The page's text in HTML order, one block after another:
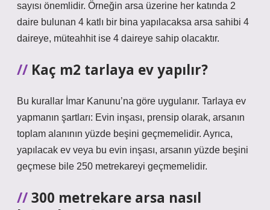
sayısı önemlidir. Örneğin arsa üzerine her katında 2
daire bulunan 4 katlı bir bina yapılacaksa arsa sahibi 4
daireye, müteahhit ise 4 daireye sahip olacaktır.
Kaç m2 tarlaya ev yapılır?
Bu kurallar İmar Kanunu’na göre uygulanır. Tarlaya ev
yapmanın şartları: Evin inşası, prensip olarak, arsanın
toplam alanının yüzde beşini geçmemelidir. Ayrıca,
yapılacak ev veya bu evin inşası, arsanın yüzde beşini
geçmese bile 250 metrekareyi geçmemelidir.
300 metrekare arsa nasıl